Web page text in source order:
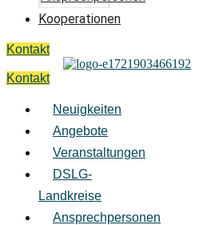
Kooperationen
Kontakt
Kontakt
Neuigkeiten
Angebote
Veranstaltungen
DSLG-
Landkreise
Ansprechpersonen